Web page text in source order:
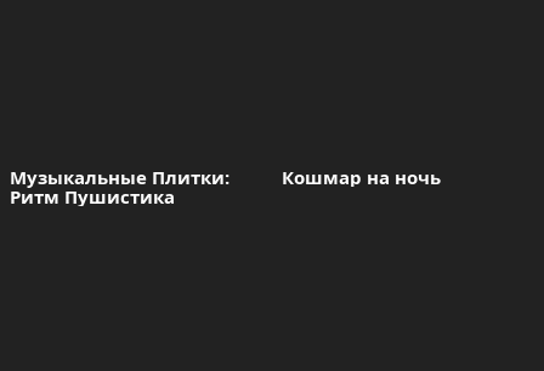
Музыкальные Плитки:
Ритм Пушистика
Кошмар на ночь